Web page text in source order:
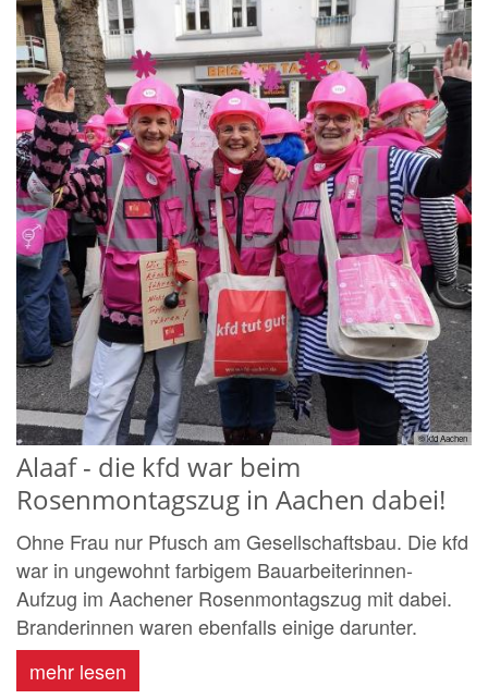
© kfd Aachen
Alaaf - die kfd war beim
Rosenmontagszug in Aachen dabei!
Ohne Frau nur Pfusch am Gesellschaftsbau. Die kfd
war in ungewohnt farbigem Bauarbeiterinnen-
Aufzug im Aachener Rosenmontagszug mit dabei.
Branderinnen waren ebenfalls einige darunter.
mehr lesen